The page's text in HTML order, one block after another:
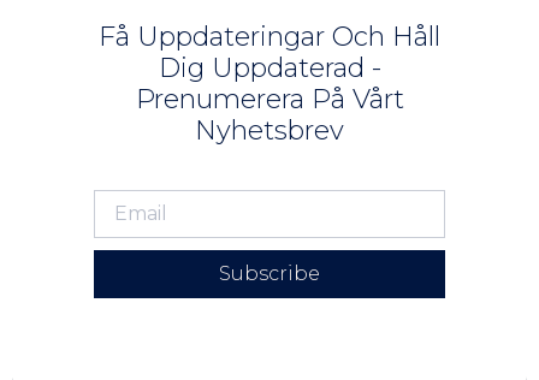
Få Uppdateringar Och Håll
Dig Uppdaterad -
Prenumerera På Vårt
Nyhetsbrev
Subscribe